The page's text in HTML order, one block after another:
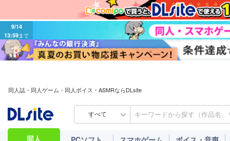
9/14
13:59まで
同人誌・同人ゲーム・同人ボイス・ASMRならDLsite
すべて
同人